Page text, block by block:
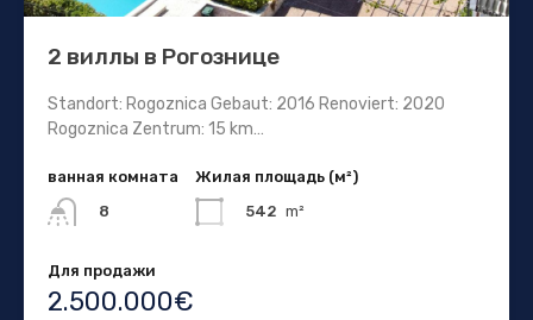
2 виллы в Рогознице
Standort: Rogoznica Gebaut: 2016 Renoviert: 2020
Rogoznica Zentrum: 15 km…
ванная комната
8
Жилая площадь (м²)
542 m²
Для продажи
2.500.000€